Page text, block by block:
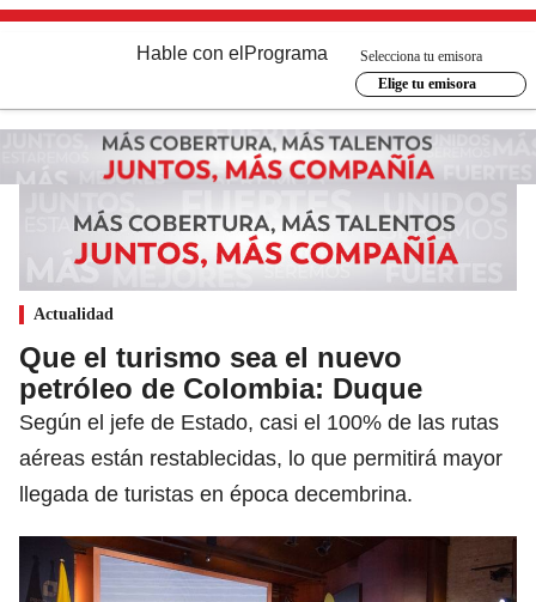
Hable con el Programa
Selecciona tu emisora
Elige tu emisora
Actualidad
Que el turismo sea el nuevo
petróleo de Colombia: Duque
Según el jefe de Estado, casi el 100% de las rutas
aéreas están restablecidas, lo que permitirá mayor
llegada de turistas en época decembrina.